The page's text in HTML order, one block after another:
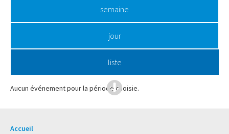
semaine
jour
liste
Aucun événement pour la période choisie.
Accueil